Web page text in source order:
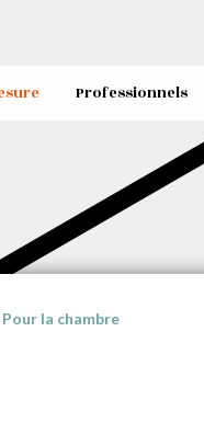
Professionnels
la chambre